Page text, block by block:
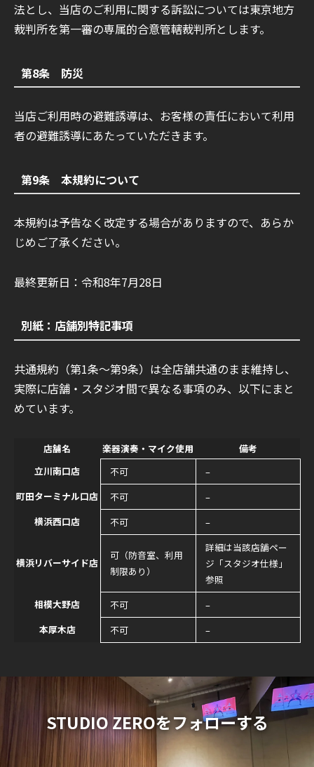
法とし、当店のご利用に関する訴訟については東京地方
裁判所を第一審の専属的合意管轄裁判所とします。
第8条 防災
当店ご利用時の避難誘導は、お客様の責任において利用
者の避難誘導にあたっていただきます。
第9条 本規約について
本規約は予告なく改定する場合がありますので、あらか
じめご了承ください。
最終更新日：令和8年7月28日
別紙：店舗別特記事項
共通規約（第1条〜第9条）は全店舗共通のまま維持し、
実際に店舗・スタジオ間で異なる事項のみ、以下にまと
めています。
店舗名 楽器演奏・マイク使用
備考
立川南口店
不可
–
町田ターミナル口店
不可
–
横浜西口店
不可 –
横浜リバーサイド店
可（防音室、利用
制限あり）
詳細は当該店舗ペー
ジ「スタジオ仕様」
参照
相模大野店
不可
–
本厚木店
不可 –
STUDIO ZEROをフォローする